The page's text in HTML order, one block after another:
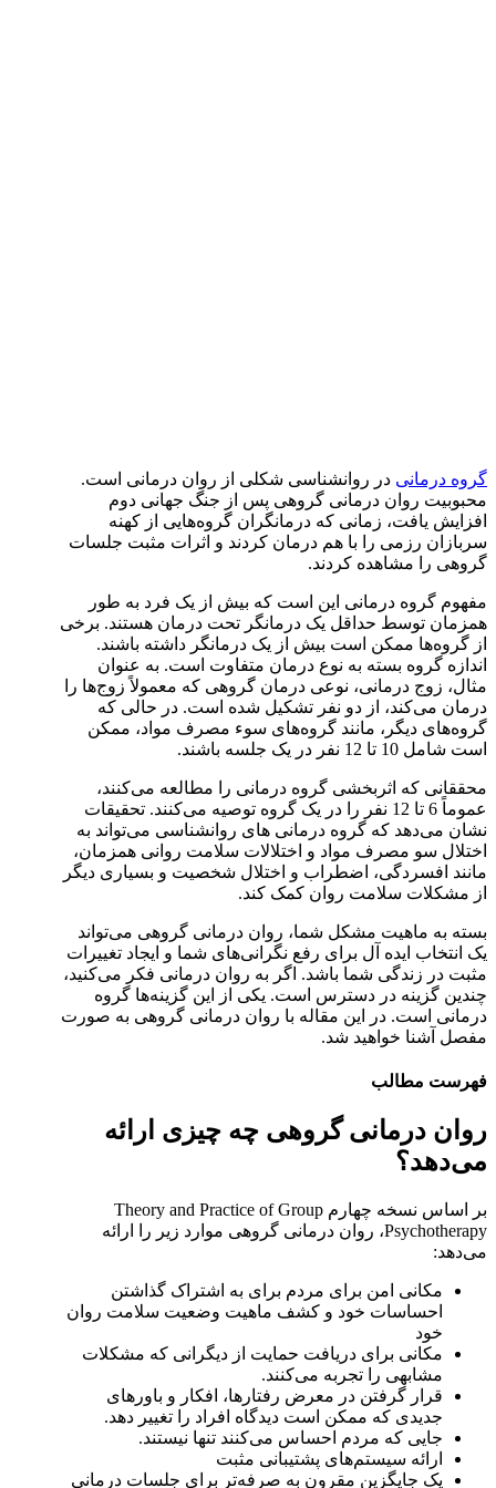
گروه درمانی در روانشناسی شکلی از روان درمانی است.
محبوبیت روان درمانی گروهی پس از جنگ جهانی دوم
افزایش یافت، زمانی که درمانگران گروه‌هایی از کهنه
سربازان رزمی را با هم درمان کردند و اثرات مثبت جلسات
گروهی را مشاهده کردند.
مفهوم گروه درمانی این است که بیش از یک فرد به طور
همزمان توسط حداقل یک درمانگر تحت درمان هستند. برخی
از گروه‌ها ممکن است بیش از یک درمانگر داشته باشند.
اندازه گروه بسته به نوع درمان متفاوت است. به عنوان
مثال، زوج درمانی، نوعی درمان گروهی که معمولاً زوج‌ها را
درمان می‌کند، از دو نفر تشکیل شده است. در حالی که
گروه‌های دیگر، مانند گروه‌های سوء مصرف مواد، ممکن
است شامل 10 تا 12 نفر در یک جلسه باشند.
محققانی که اثربخشی گروه‌ درمانی را مطالعه می‌کنند،
عموماً 6 تا 12 نفر را در یک گروه توصیه می‌کنند. تحقیقات
نشان می‌دهد که گروه درمانی های روانشناسی می‌تواند به
اختلال سو مصرف مواد و اختلالات سلامت روانی همزمان،
مانند افسردگی، اضطراب و اختلال شخصیت و بسیاری دیگر
از مشکلات سلامت روان کمک کند.
بسته به ماهیت مشکل شما، روان درمانی گروهی می‌تواند
یک انتخاب ایده آل برای رفع نگرانی‌های شما و ایجاد تغییرات
مثبت در زندگی شما باشد. اگر به روان درمانی فکر می‌کنید،
چندین گزینه در دسترس است. یکی از این گزینه‌ها گروه‌
درمانی است. در این مقاله با روان درمانی گروهی به صورت
مفصل آشنا خواهید شد.
فهرست مطالب
روان درمانی گروهی چه چیزی ارائه
می‌دهد؟
بر اساس نسخه چهارم Theory and Practice of Group
Psychotherapy، روان درمانی گروهی موارد زیر را ارائه
می‌دهد:
مکانی امن برای مردم برای به اشتراک گذاشتن
احساسات خود و کشف ماهیت وضعیت سلامت روان
خود
مکانی برای دریافت حمایت از دیگرانی که مشکلات
مشابهی را تجربه می‌کنند.
قرار گرفتن در معرض رفتارها، افکار و باورهای
جدیدی که ممکن است دیدگاه افراد را تغییر دهد.
جایی که مردم احساس می‌کنند تنها نیستند.
ارائه سیستم‌های پشتیبانی مثبت
یک جایگزین مقرون به صرفه‌تر برای جلسات درمانی